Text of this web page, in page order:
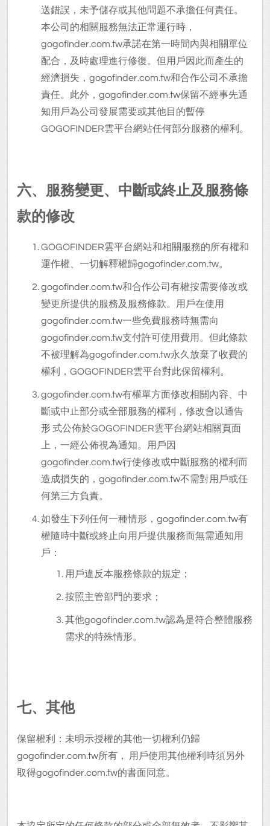
送錯誤，未予儲存或其他問題不承擔任何責任。
本公司的相關服務無法正常運行時，
gogofinder.com.tw承諾在第一時間內與相關單位
配合，及時處理進行修復。但用戶因此而產生的
經濟損失，gogofinder.com.tw和合作公司不承擔
責任。此外，gogofinder.com.tw保留不經事先通
知用戶為公司發展需要或其他目的暫停
GOGOFINDER雲平台網站任何部分服務的權利。
六、服務變更、中斷或終止及服務條
款的修改
GOGOFINDER雲平台網站和相關服務的所有權和
運作權、一切解釋權歸gogofinder.com.tw。
gogofinder.com.tw和合作公司有權按需要修改或
變更所提供的服務及服務條款。用戶在使用
gogofinder.com.tw一些免費服務時無需向
gogofinder.com.tw支付許可使用費用。但此條款
不被理解為gogofinder.com.tw永久放棄了收費的
權利，GOGOFINDER雲平台對此保留權利。
gogofinder.com.tw有權單方面修改相關內容、中
斷或中止部分或全部服務的權利，修改會以通告
形 式公佈於GOGOFINDER雲平台網站相關頁面
上，一經公佈視為通知。用戶因
gogofinder.com.tw行使修改或中斷服務的權利而
造成損失的，gogofinder.com.tw不需對用戶或任
何第三方負責。
如發生下列任何一種情形，gogofinder.com.tw有
權隨時中斷或終止向用戶提供服務而無需通知用
戶：
用戶違反本服務條款的規定；
按照主管部門的要求；
其他gogofinder.com.tw認為是符合整體服務
需求的特殊情形。
七、其他
保留權利：未明示授權的其他一切權利仍歸
gogofinder.com.tw所有， 用戶使用其他權利時須另外
取得gogofinder.com.tw的書面同意。